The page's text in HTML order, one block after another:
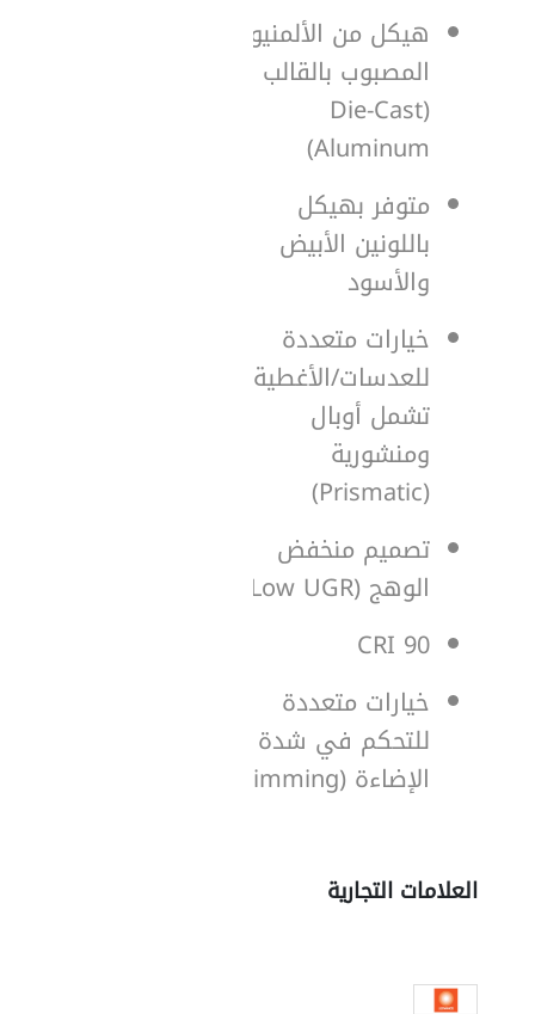
هيكل من الألمنيوم
المصبوب بالقالب
(Die-Cast
Aluminum)
متوفر بهيكل
باللونين الأبيض
والأسود
خيارات متعددة
للعدسات/الأغطية،
تشمل أوبال
ومنشورية
(Prismatic)
تصميم منخفض
الوهج (Low UGR)
CRI 90
خيارات متعددة
للتحكم في شدة
الإضاءة (Dimming)
العلامات التجارية